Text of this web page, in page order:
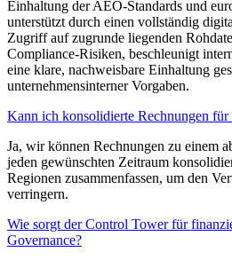
Einhaltung der AEO-Standards und
unterstützt durch einen vollständig
Zugriff auf zugrunde liegenden
Compliance-Risiken, beschleunigt
eine klare, nachweisbare Einhaltung
unternehmensinterner Vorgaben.
Kann ich konsolidierte Rechnungen für
Ja, wir können Rechnungen zu einem
jeden gewünschten Zeitraum
Regionen zusammenfassen, um den
verringern.
Wie sorgt der Control Tower für
Governance?